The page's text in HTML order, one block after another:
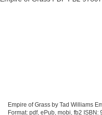
Empire of Grass by Tad Williams
Format: pdf, ePub, mobi, fb2